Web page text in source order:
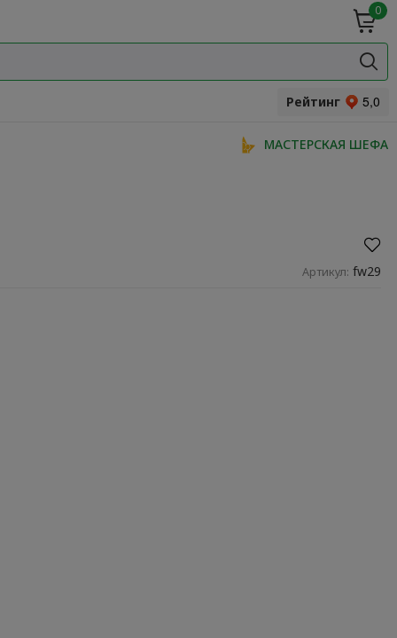
0
прянности
Рейтинг
МАСТЕРСКАЯ ШЕФА
Артикул: fw29